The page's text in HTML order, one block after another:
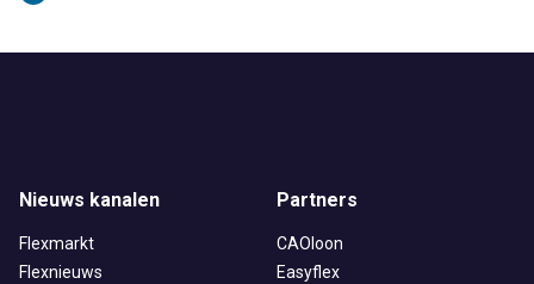
Nieuws kanalen
Flexmarkt
Flexnieuws
Partners
CAOloon
Easyflex